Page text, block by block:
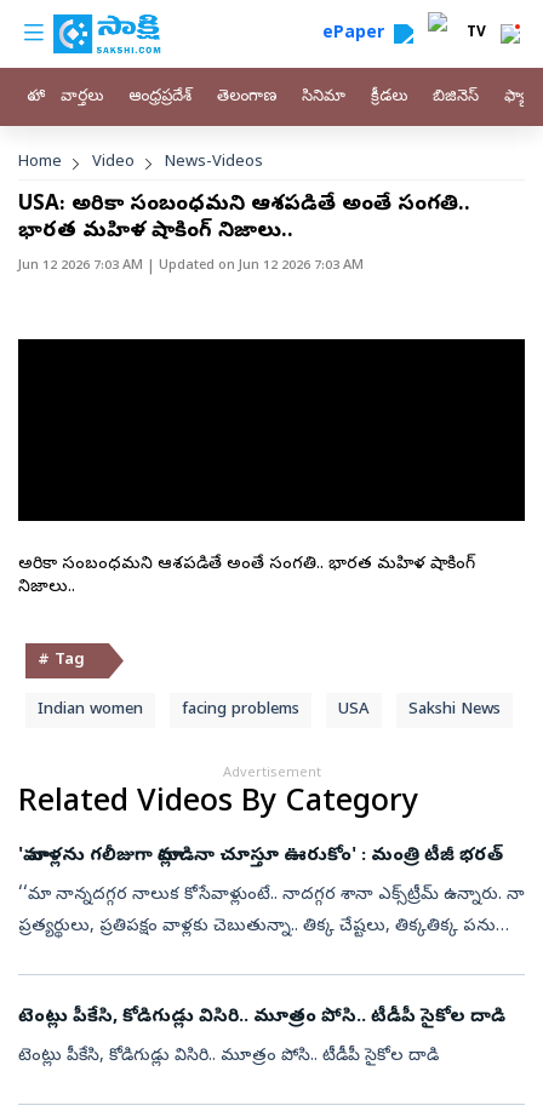
Skip to main content
custom menu ePaper TV
హోం వార్తలు ఆంధ్రప్రదేశ్ తెలంగాణ సినిమా క్రీడలు బిజినెస్
Breadcrumb
Home Video News-Videos
USA: అమెరికా సంబంధమని ఆశపడితే అంతే సంగతి..
భారత మహిళ షాకింగ్ నిజాలు..
Jun 12 2026 7:03 AM | Updated onJun 12 2026 7:03 AM
అమెరికా సంబంధమని ఆశపడితే అంతే సంగతి.. భారత మహిళ షాకింగ్
నిజాలు..
# Tag
Indian women facing problems USA Sakshi News
Advertisement
Related Videos By Category
'మా వాళ్లను గలీజుగా మాట్లాడినా చూస్తూ ఊరుకోం' : మంత్రి టీజీ భరత్‌
‘‘మా నాన్నదగ్గర నాలుక కోసేవాళ్లుంటే.. నాదగ్గర శానా ఎక్స్‌ట్రీమ్‌ ఉన్నారు. నా
ప్రత్యర్థులు, ప్రతిపక్షం వాళ్లకు చెబుతున్నా.. తిక్క చేష్టలు, తిక్కతిక్క పనులు
టెంట్లు పీకేసి, కోడిగుడ్లు విసిరి.. మూత్రం పోసి.. టీడీపీ సైకోల దాడి
టెంట్లు పీకేసి, కోడిగుడ్లు విసిరి.. మూత్రం పోసి.. టీడీపీ సైకోల దాడి